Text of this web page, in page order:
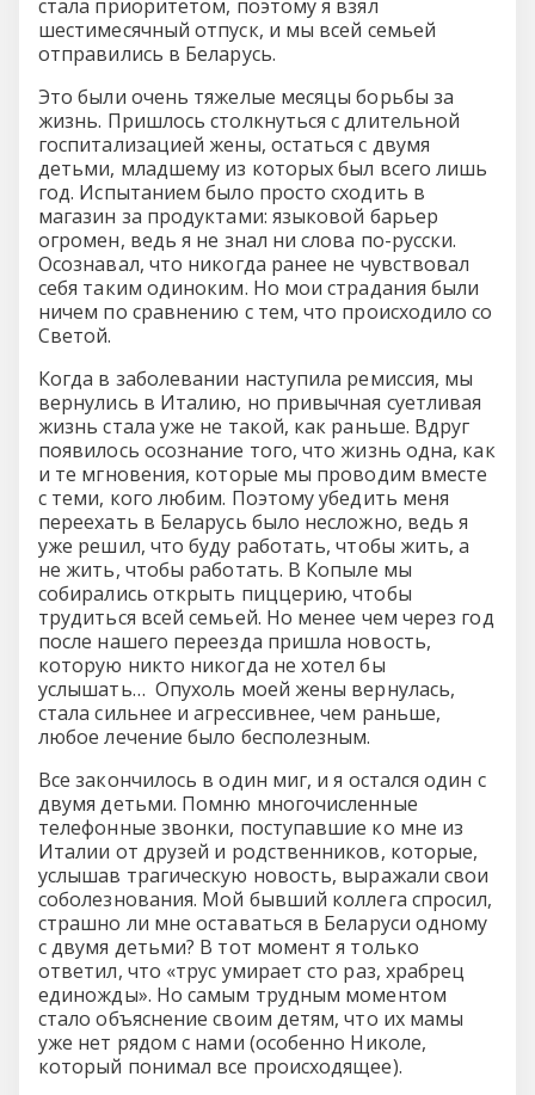
стала приоритетом, поэтому я взял
шестимесячный отпуск, и мы всей семьей
отправились в Беларусь.
Это были очень тяжелые месяцы борьбы за
жизнь. Пришлось столкнуться с длительной
госпитализацией жены, остаться с двумя
детьми, младшему из которых был всего лишь
год. Испытанием было просто сходить в
магазин за продуктами: языковой барьер
огромен, ведь я не знал ни слова по-русски.
Осознавал, что никогда ранее не чувствовал
себя таким одиноким. Но мои страдания были
ничем по сравнению с тем, что происходило со
Светой.
Когда в заболевании наступила ремиссия, мы
вернулись в Италию, но привычная суетливая
жизнь стала уже не такой, как раньше. Вдруг
появилось осознание того, что жизнь одна, как
и те мгновения, которые мы проводим вместе
с теми, кого любим. Поэтому убедить меня
переехать в Беларусь было несложно, ведь я
уже решил, что буду работать, чтобы жить, а
не жить, чтобы работать. В Копыле мы
собирались открыть пиццерию, чтобы
трудиться всей семьей. Но менее чем через год
после нашего переезда пришла новость,
которую никто никогда не хотел бы
услышать… Опухоль моей жены вернулась,
стала сильнее и агрессивнее, чем раньше,
любое лечение было бесполезным.
Все закончилось в один миг, и я остался один с
двумя детьми. Помню многочисленные
телефонные звонки, поступавшие ко мне из
Италии от друзей и родственников, которые,
услышав трагическую новость, выражали свои
соболезнования. Мой бывший коллега спросил,
страшно ли мне оставаться в Беларуси одному
с двумя детьми? В тот момент я только
ответил, что «трус умирает сто раз, храбрец
единожды». Но самым трудным моментом
стало объяснение своим детям, что их мамы
уже нет рядом с нами (особенно Николе,
который понимал все происходящее).